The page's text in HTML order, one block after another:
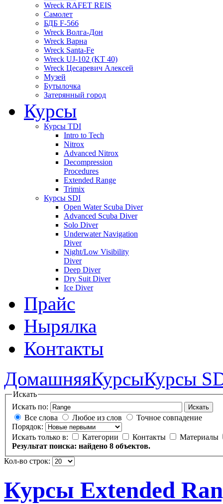
Wreck RAFET REIS
Самолет
БДБ F-566
Wreck Волга-Дон
Wreck Варна
Wreck Santa-Fe
Wreck UJ-102 (KT 40)
Wreck Цесаревич Алексей
Музей
Бутылочка
Затерянный город
Курсы
Курсы TDI
Intro to Tech
Nitrox
Advanced Nitrox
Decompression
Procedures
Extended Range
Trimix
Курсы SDI
Open Water Scuba Diver
Advanced Scuba Diver
Solo Diver
Underwater Navigation
Diver
Night/Low Visibility
Diver
Deep Diver
Dry Suit Diver
Ice Diver
Прайс
Нырялка
Контакты
ДомашняяКурсыКурсы
Искать
Искать по:
Искать
Все слова Любое из слов
Точное совпадение
Порядок:
Искать только в:
Категории Контакты
Материалы
Результат поиска: найдено 8 объектов.
Кол-во строк:
Курсы Extended